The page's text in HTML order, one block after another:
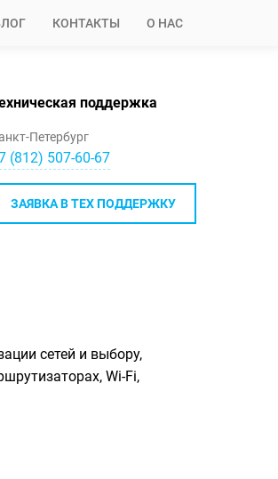
КОНТАКТЫ О НАС
поддержка
Петербург
(812) 507-60-67
ЗАЯВКА В ТЕХ ПОДДЕРЖКУ
сетей и выбору,
Wi-Fi,